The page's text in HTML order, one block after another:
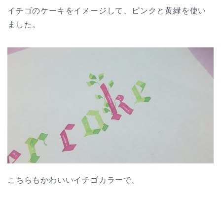
イチゴのケーキをイメージして、ピンクと黄緑を使い
ました。
こちらもかわいいイチゴカラーで。